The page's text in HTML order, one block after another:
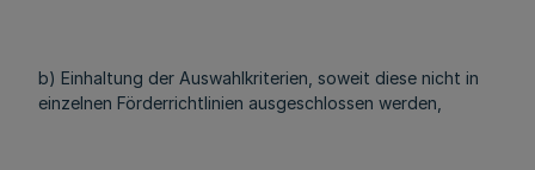
b) Einhaltung der Auswahlkriterien, soweit diese nicht in
einzelnen Förderrichtlinien ausgeschlossen werden,